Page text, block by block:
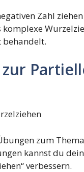
Zahl
komplexe
zum
kannst du
verbessern.